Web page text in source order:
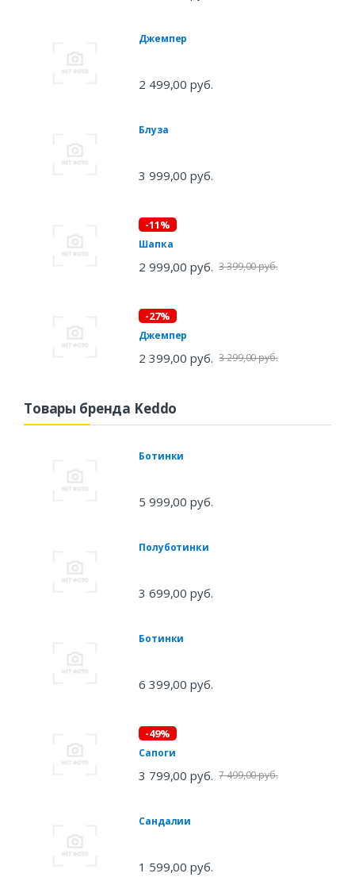
Джемпер
2 499,00 руб.
Блуза
3 999,00 руб.
-11%
Шапка
2 999,00 руб. 3 399,00 руб.
-27%
Джемпер
2 399,00 руб. 3 299,00 руб.
Товары бренда Keddo
Ботинки
5 999,00 руб.
Полуботинки
3 699,00 руб.
Ботинки
6 399,00 руб.
-49%
Сапоги
3 799,00 руб. 7 499,00 руб.
Сандалии
1 599,00 руб.